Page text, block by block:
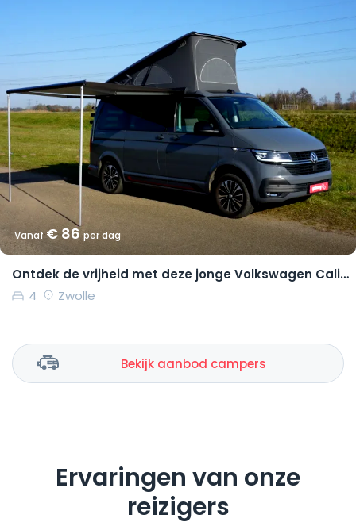
Vanaf€ 86per dag
Ontdek de vrijheid met deze jonge Volkswagen California Coast
4
Zwolle
Bekijk aanbod campers
Ervaringen van onze
reizigers